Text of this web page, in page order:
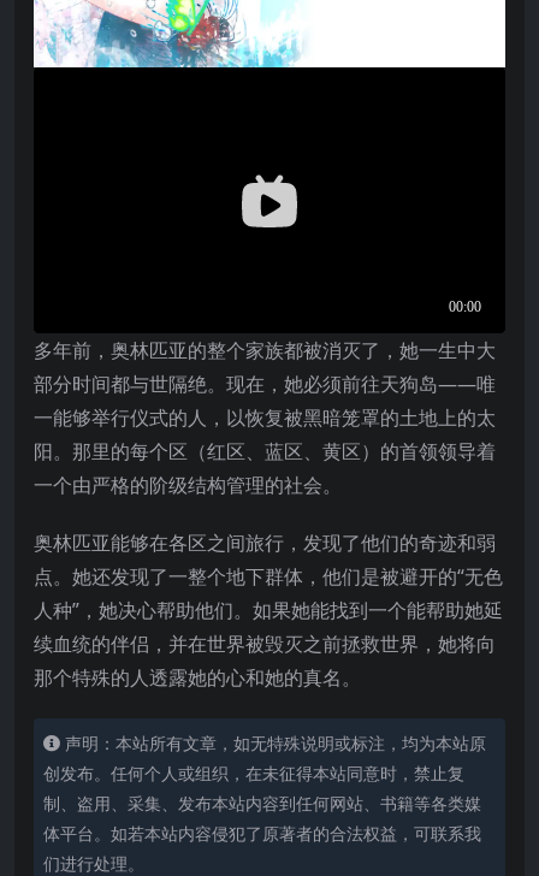
多年前，奥林匹亚的整个家族都被消灭了，她一生中大
部分时间都与世隔绝。现在，她必须前往天狗岛——唯
一能够举行仪式的人，以恢复被黑暗笼罩的土地上的太
阳。那里的每个区（红区、蓝区、黄区）的首领领导着
一个由严格的阶级结构管理的社会。
奥林匹亚能够在各区之间旅行，发现了他们的奇迹和弱
点。她还发现了一整个地下群体，他们是被避开的“无色
人种”，她决心帮助他们。如果她能找到一个能帮助她延
续血统的伴侣，并在世界被毁灭之前拯救世界，她将向
那个特殊的人透露她的心和她的真名。
声明：本站所有文章，如无特殊说明或标注，均为本站原
创发布。任何个人或组织，在未征得本站同意时，禁止复
制、盗用、采集、发布本站内容到任何网站、书籍等各类媒
体平台。如若本站内容侵犯了原著者的合法权益，可联系我
们进行处理。